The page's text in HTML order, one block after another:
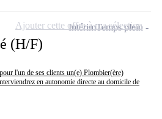
(H/F)
l'un de ses clients un(e) Plombier(ère)
en autonomie directe au domicile de
IntérimTemps plein
Ajouter cette offre à ma sélection